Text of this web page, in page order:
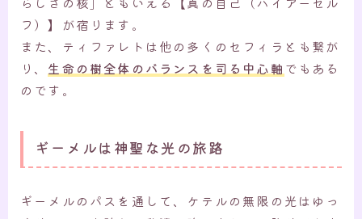
フ）】が宿ります。
また、ティファレトは他の多くのセフィラとも繋が
り、 生命の樹全体のバランスを司る中心軸 でもある
のです。
ギーメルは神聖な光の旅路
ギーメルのパスを通して、ケテルの無限の光はゆっ